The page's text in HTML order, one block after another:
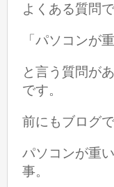
よくある質問で
「パソコンが
と言う質問が
です。
前にもブログ
パソコンが重
事。